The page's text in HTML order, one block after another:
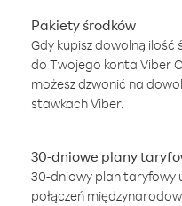
Pakiety środków
Gdy kupisz dowolną
do Twojego konta Viber
możesz dzwonić na
stawkach Viber.
30-dniowe plany
30-dniowy plan taryfowy
połączeń